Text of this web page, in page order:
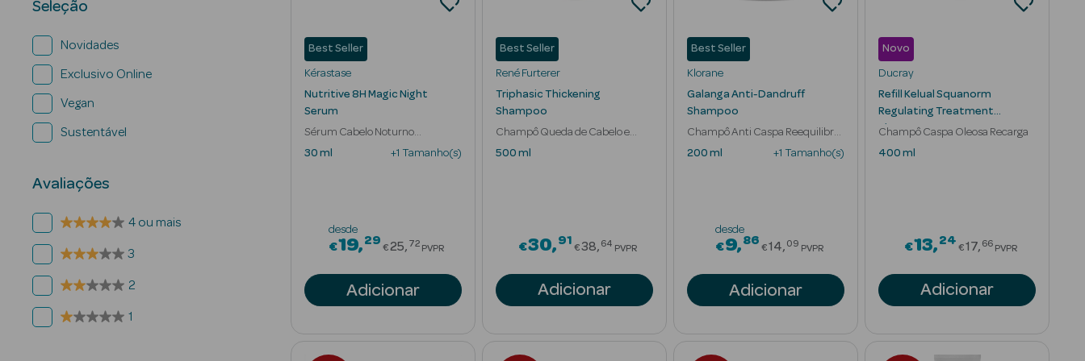
Seleção
Novidades
Exclusivo Online
Vegan
Sustentável
Avaliações
4 ou mais
3
2
1
Best Seller
Kérastase
Nutritive 8H Magic Night
Serum
Sérum Cabelo Noturno
Reparador Nutritivo
30 ml +1 Tamanho(s)
desde
€19 29Price reduced from
€25 72 PVPR
Adicionar
Best Seller
René Furterer
Triphasic Thickening
Shampoo
Champô Queda de Cabelo e
Cabelo Fino
500 ml
€30 91Price reduced from
€38 64 PVPR
Adicionar
Best Seller
Klorane
Galanga Anti-Dandruff
Shampoo
Champô Anti Caspa Reequilibra
e Trata
200 ml +1 Tamanho(s)
desde
€9 86Price reduced from
€14 09 PVPR
Adicionar
Novo
Ducray
Refill Kelual Squanorm
Regulating Treatment
Shampoo
Champô Caspa Oleosa Recarga
400 ml
€13 24Price reduced
€17 66 PVPR
Adicionar